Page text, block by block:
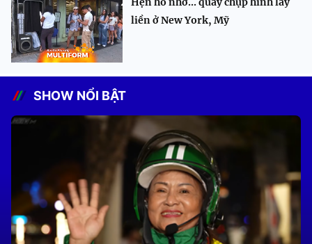
liền ở New York, Mỹ
SHOW NỔI BẬT